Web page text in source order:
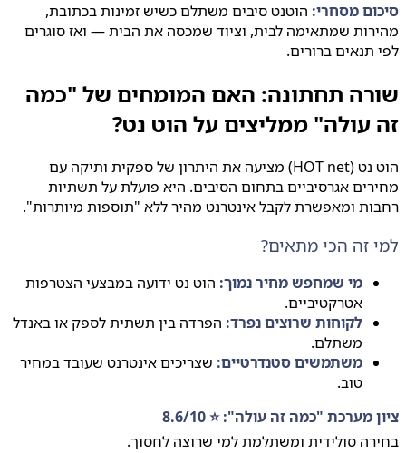
מסחרי:הוטנט סיבים משתלם כשיש זמינות בכתובת,
שמתאימה לבית, וציוד שמכסה את הבית — ואז סוגרים
ברורים.
תחתונה: האם המומחים של "כמה
עולה" ממליצים על הוט נט?
הוט נט (HOT net) מציעה את היתרון של ספקית ותיקה עם
אגרסיביים בתחום הסיבים. היא פועלת על תשתיות
ומאפשרת לקבל אינטרנט מהיר ללא "תוספות מיותרות".
זה הכי מתאים?
מי שמחפש מחיר נמוך:הוט נט ידועה במבצעי הצטרפות
אטרקטיביים.
לקוחות שרוצים נפרד:הפרדה בין תשתית לספק או באנדל
משתלם.
משתמשים סטנדרטיים:שצריכים אינטרנט שעובד במחיר
מערכת "כמה זה עולה": ⭐ 8.6/10
סולידית ומשתלמת למי שרוצה לחסוך.